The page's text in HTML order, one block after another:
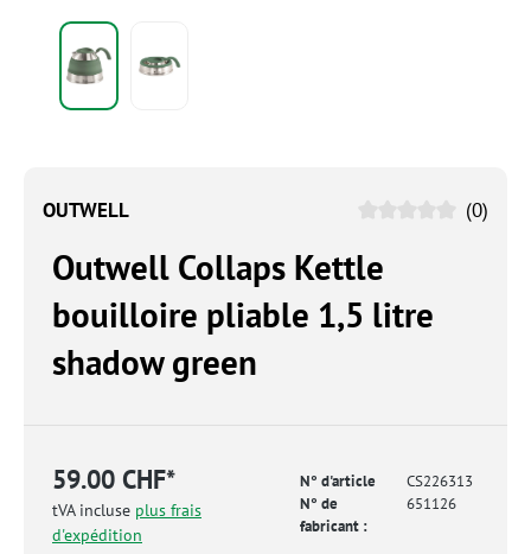
OUTWELL (0)
Outwell Collaps Kettle
bouilloire pliable 1,5 litre
shadow green
59.00 CHF*
tVA incluse plus frais
d'expédition
N° d'article
CS226313
N° de
fabricant :
651126